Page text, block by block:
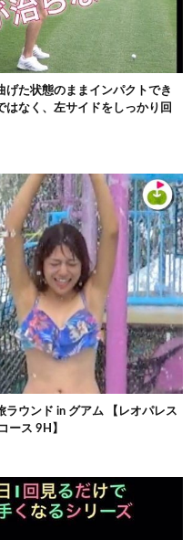
げた状態のままインパクトでき
はなく、左サイドをしっかり回
ウンド in グアム 【レオパレス
ース 9H】